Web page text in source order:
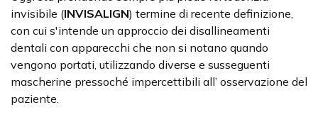
invisibile (INVISALIGN) termine di recente definizione,
con cui s'intende un approccio dei disallineamenti
dentali con apparecchi che non si notano quando
vengono portati, utilizzando diverse e susseguenti
mascherine pressoché impercettibili all’ osservazione del
paziente.